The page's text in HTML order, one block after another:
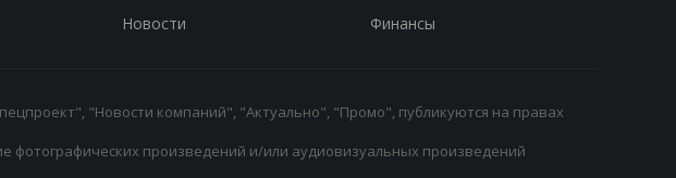
Новости Финансы
"Новости компаний", "Актуально", "Промо", публикуются на правах
фотографических произведений и/или аудиовизуальных произведений